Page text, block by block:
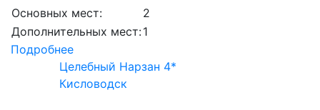
Основных мест:
2
Дополнительных мест:1
Подробнее
Целебный Нарзан 4*
Кисловодск